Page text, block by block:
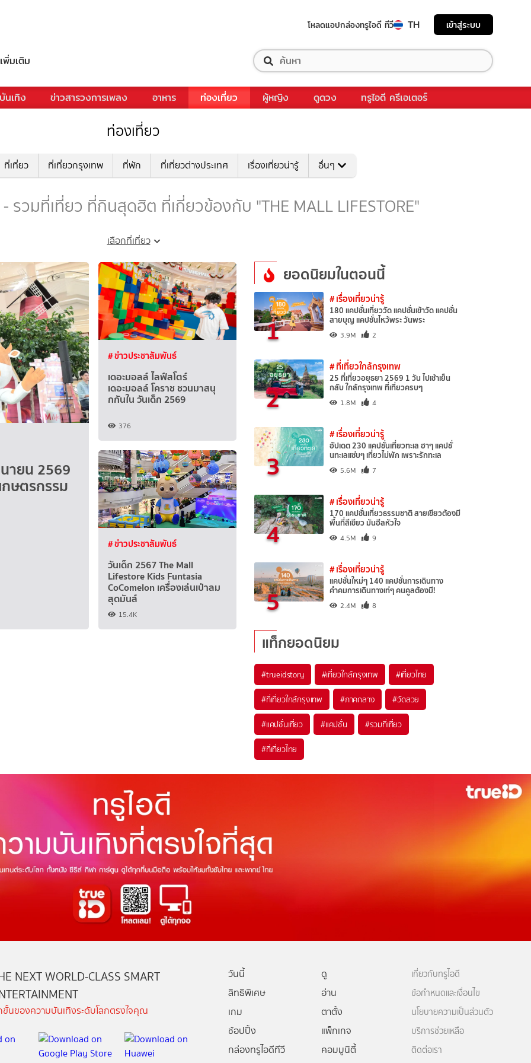
โหลดแอปกล่องทรูไอดี ทีวี TH เข้าสู่ระบบ
เพิ่มเติม
นเทิง ข่าวสารวงการเพลง อาหาร ท่องเที่ยว ผู้หญิง ดูดวง ทรูไอดี ครีเอเตอร์
ท่องเที่ยว
ที่เที่ยว ที่เที่ยวกรุงเทพ ที่พัก ที่เที่ยวต่างประเทศ เรื่องเที่ยวน่ารู้ อื่นๆ
- รวมที่เที่ยว ที่กินสุดฮิต ที่เกี่ยวข้องกับ "THE MALL LIFESTORE"
เลือกที่เที่ยว
ายน 2569
ษตรกรรม
# ข่าวประชาสัมพันธ์
เดอะมอลล์ ไลฟ์สโตร์
เดอะมอลล์ โคราช ชวนมาสนุ
กกันใน วันเด็ก 2569
376
# ข่าวประชาสัมพันธ์
วันเด็ก 2567 The Mall
Lifestore Kids Funtasia
CoComelon เครื่องเล่นเป่าลม
สุดมันส์
15.4K
ยอดนิยมในตอนนี้
1
# เรื่องเที่ยวน่ารู้
180 แคปชั่นเที่ยววัด แคปชั่นเข้าวัด แคปชั่น
สายบุญ แคปชั่นไหว้พระ วันพระ
3.9M 2
2
# ที่เที่ยวใกล้กรุงเทพ
25 ที่เที่ยวอยุธยา 2569 1 วัน ไปเช้าเย็น
กลับ ใกล้กรุงเทพ ที่เที่ยวครบๆ
1.8M 4
3
# เรื่องเที่ยวน่ารู้
อัปเดต 230 แคปชั่นเที่ยวทะเล ฮาๆ แคปชั่
นทะเลแซ่บๆ เที่ยวไม่พัก เพราะรักทะเล
5.6M 7
4
# เรื่องเที่ยวน่ารู้
170 แคปชั่นเที่ยวธรรมชาติ สายเขียวต้องมี
พื้นที่สีเขียว มันฮีลหัวใจ
4.5M 9
5
# เรื่องเที่ยวน่ารู้
แคปชั่นใหม่ๆ 140 แคปชั่นการเดินทาง
คำคมการเดินทางเท่ๆ คนคูลต้องมี!
2.4M 8
แท็กยอดนิยม
#trueidstory #เที่ยวใกล้กรุงเทพ #เที่ยวไทย
#ที่เที่ยวใกล้กรุงเทพ #ภาคกลาง #วัดสวย
#แคปชั่นเที่ยว #แคปชั่น #รวมที่เที่ยว
#ที่เที่ยวไทย
NEXT WORLD-CLASS SMART
นของความบันเทิงระดับโลกตรงใจคุณ
วันนี้
ดู
สิทธิพิเศษ
อ่าน
เกม
ตาตั้ง
ช้อปปิ้ง
แพ็กเกจ
กล่องทรูไอดีทีวี
คอมมูนิตี้
เกี่ยวกับทรูไอดี
ข้อกำหนดและเงื่อนไข
นโยบายความเป็นส่วนตัว
บริการช่วยเหลือ
ติดต่อเรา